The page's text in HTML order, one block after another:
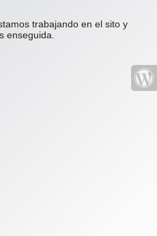
trabajando en el sito y
enseguida.